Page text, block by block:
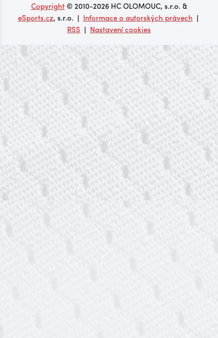
Copyright© 2010-2026 HC OLOMOUC, s.r.o. &
eSports.cz, s.r.o. | Informace o autorských právech |
RSS | Nastavení cookies